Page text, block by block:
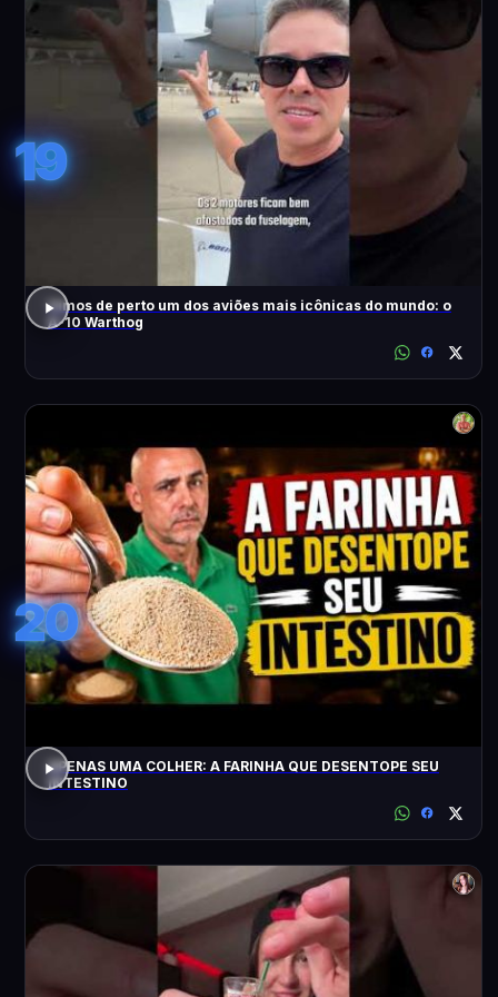
19
Vimos de perto um dos aviões mais icônicas do mundo: o
A-10 Warthog
20
APENAS UMA COLHER: A FARINHA QUE DESENTOPE SEU
INTESTINO